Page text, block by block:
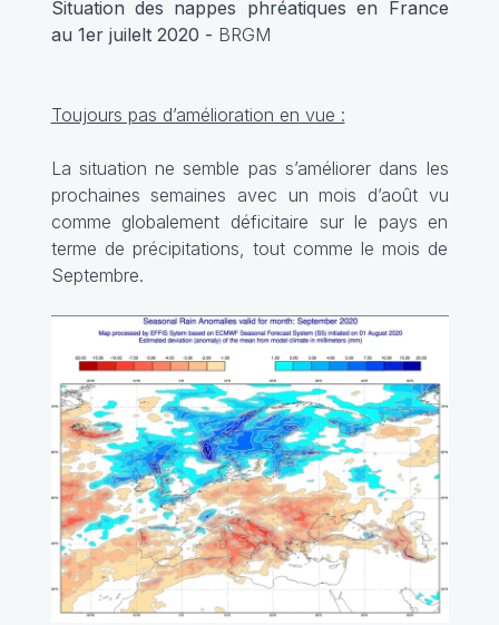
Situation des nappes phréatiques en France
au 1er juilelt 2020 - BRGM
Toujours pas d’amélioration en vue :
La situation ne semble pas s’améliorer dans les
prochaines semaines avec un mois d’août vu
comme globalement déficitaire sur le pays en
terme de précipitations, tout comme le mois de
Septembre.